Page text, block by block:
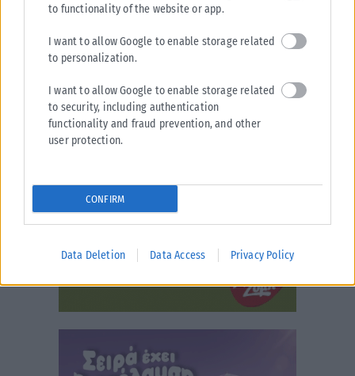
to functionality of the website or app.
I want to allow Google to enable storage related
to personalization.
I want to allow Google to enable storage related
to security, including authentication
functionality and fraud prevention, and other
user protection.
CONFIRM
Data Deletion Data Access Privacy Policy